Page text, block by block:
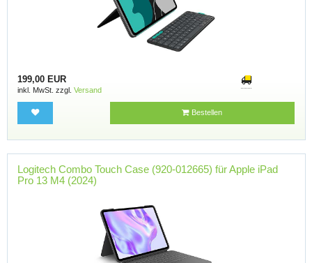
199,00 EUR
inkl. MwSt. zzgl. Versand
Bestellen
Logitech Combo Touch Case (920-012665) für Apple iPad
Pro 13 M4 (2024)